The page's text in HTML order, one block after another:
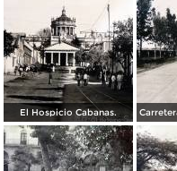
El Hospicio Cabanas.